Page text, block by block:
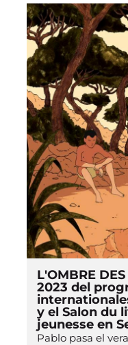
L'OMBRE
2023 del
y el Salon du
jeunesse en
Pablo pasa el